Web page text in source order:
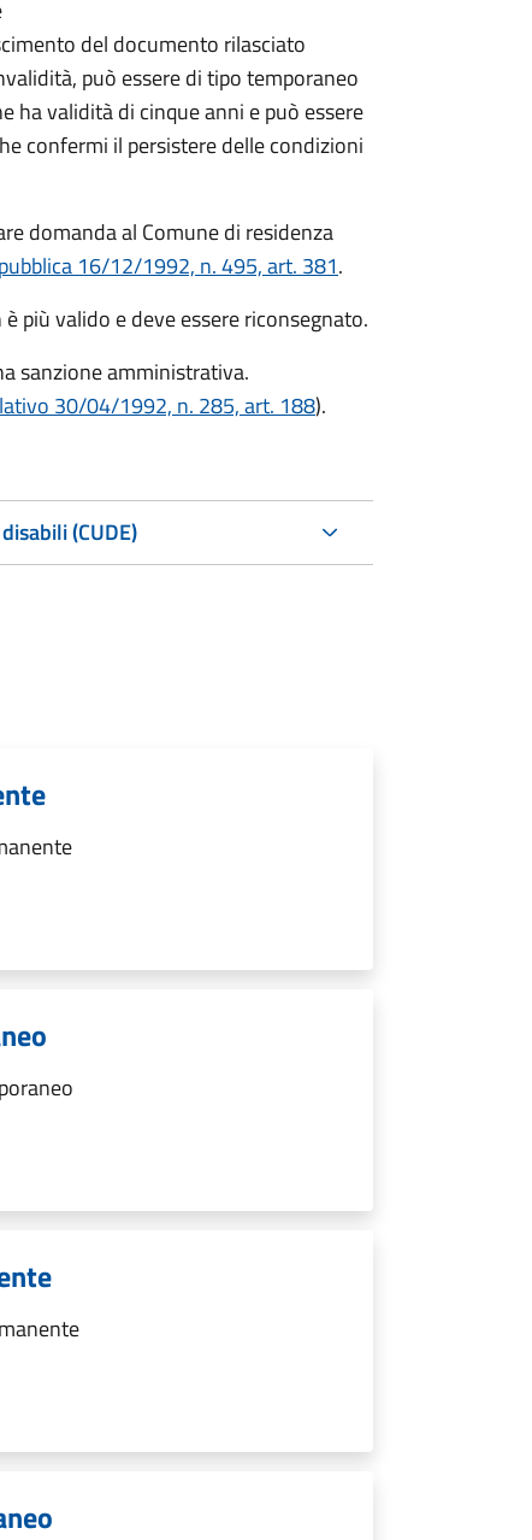
del documento rilasciato
può essere di tipo temporaneo
ha validità di cinque anni e può essere
confermi il persistere delle condizioni
domanda al Comune di residenza
16/12/1992, n. 495, art. 381.
più valido e deve essere riconsegnato.
sanzione amministrativa.
30/04/1992, n. 285, art. 188).
(CUDE)